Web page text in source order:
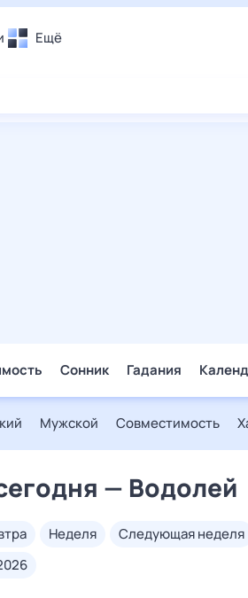
Ещё
Сонник Гадания
Мужской Совместимость
— Водолей
неделя следующая неделя
2026